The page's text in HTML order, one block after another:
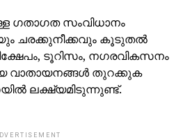
ഗതാഗത സംവിധാനം
ചരക്കുനീക്കവും കൂടുതല്‍
ടൂറിസം, നഗരവികസനം
വാതായനങ്ങള്‍ തുറക്കുക
ലക്ഷ്യമിടുന്നുണ്ട്.